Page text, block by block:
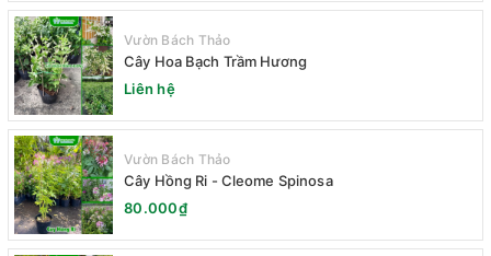
Vườn Bách Thảo
Cây Hoa Bạch Trầm Hương
Liên hệ
Vườn Bách Thảo
Cây Hồng Ri - Cleome Spinosa
80.000₫